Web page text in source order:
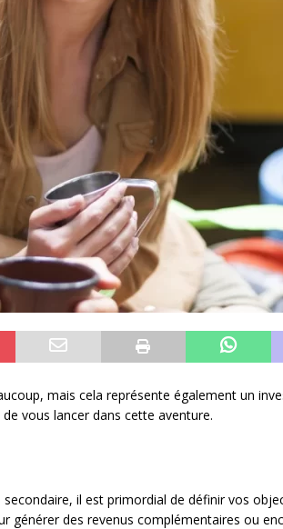
mais cela représente également un
vous lancer dans cette aventure.
secondaire, il est primordial de définir vos
générer des revenus complémentaires ou